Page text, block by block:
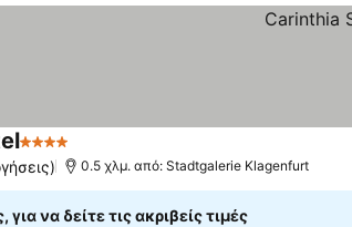
4 ΑστέριαΕμφάνιση τιμών
0.5 χλμ. από: Stadtgalerie Klagenfurt
να δείτε τις ακριβείς τιμές